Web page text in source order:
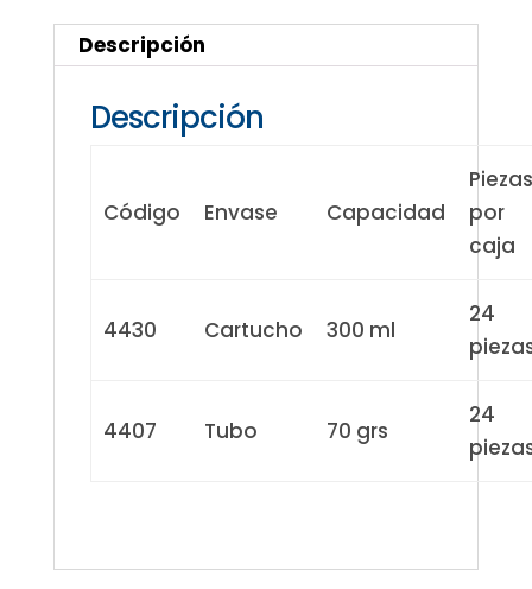
Descripción
Descripción
Código Envase Capacidad
Piezas
por
caja
4430 Cartucho 300 ml
24
4407 Tubo 70 grs
24